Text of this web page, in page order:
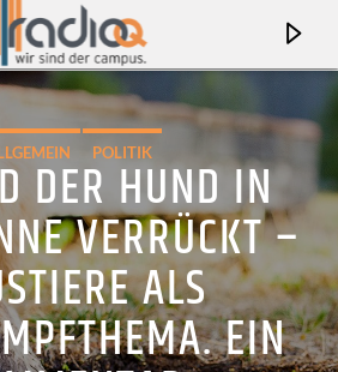
POLITIK
DER HUND IN
VERRÜCKT –
ALS
EIN